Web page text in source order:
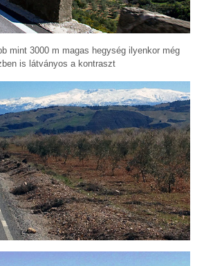
mint 3000 m magas hegység ilyenkor még
is látványos a kontraszt